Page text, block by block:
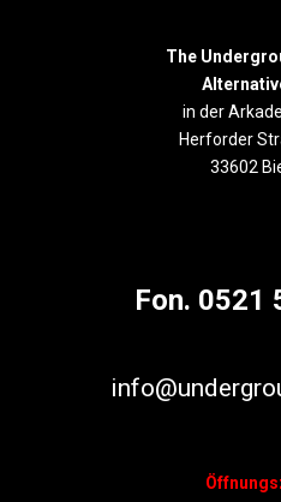
The
in der
Herforder
33602
Fon. 0521